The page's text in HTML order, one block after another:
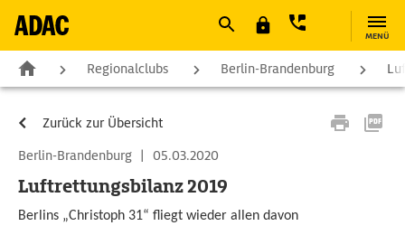
MENÜ
Regionalclubs Berlin-Brandenburg
Zurück zur Übersicht
Berlin-Brandenburg | 05.03.2020
Luftrettungsbilanz 2019
Berlins „Christoph 31“ fliegt wieder allen davon